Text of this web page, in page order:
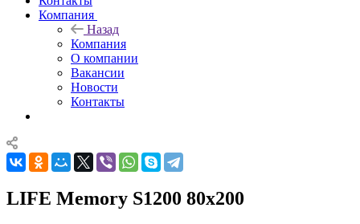
Компания
Назад
Компания
О компании
Вакансии
Новости
Контакты
LIFE Memory S1200 80x200